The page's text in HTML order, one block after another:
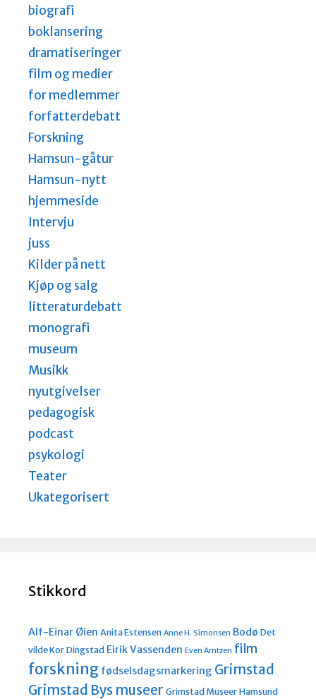
biografi
boklansering
dramatiseringer
film og medier
for medlemmer
forfatterdebatt
Forskning
Hamsun-gåtur
Hamsun-nytt
hjemmeside
Intervju
juss
Kilder på nett
Kjøp og salg
litteraturdebatt
monografi
museum
Musikk
nyutgivelser
pedagogisk
podcast
psykologi
Teater
Ukategorisert
Stikkord
Alf-Einar Øien Anita Estensen Anne H. Simonsen Bodø Det
vilde KorDingstad Eirik Vassenden Even Arntzen film
forskning fødselsdagsmarkering Grimstad
Grimstad Bys museer Grimstad MuseerHamsund